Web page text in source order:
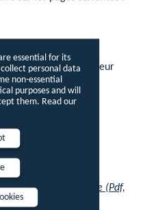
essential for its
personal data
non-essential
purposes and will
them. Read our
Legilux ont une valeur
? - Facile à lire (Pdf,